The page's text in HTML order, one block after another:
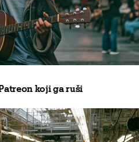
koji ga ruši